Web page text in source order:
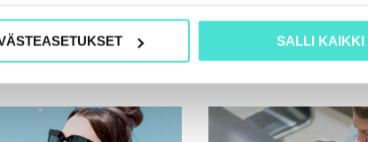
SALLI KAIKKI
aiheesta